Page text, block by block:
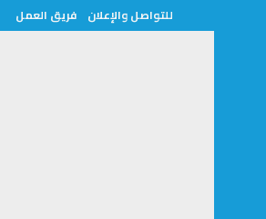
للتواصل والإعلان فريق العمل